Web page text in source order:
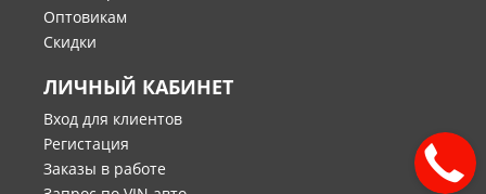
Оптовикам
Скидки
ЛИЧНЫЙ КАБИНЕТ
Вход для клиентов
Регистация
Заказы в работе